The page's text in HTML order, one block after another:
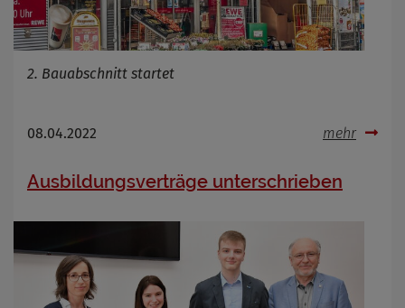
2. Bauabschnitt startet
08.04.2022 mehr
Ausbildungsverträge unterschrieben